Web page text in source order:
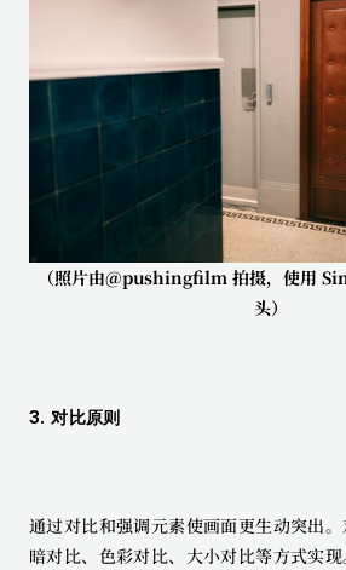
（照片由@pushingfilm 拍摄，使用
头）
3. 对比原则
通过对比和强调元素使画面更生动突出
暗对比、色彩对比、大小对比等方式实